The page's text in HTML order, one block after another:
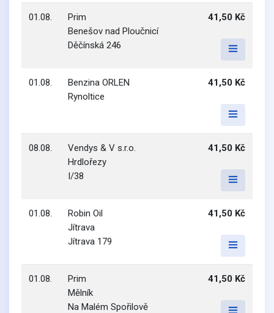
01.08.
Prim
Benešov nad Ploučnicí
Děčínská 246
41,50 Kč
01.08.
Benzina ORLEN
Rynoltice
41,50 Kč
08.08.
Vendys & V s.r.o.
Hrdlořezy
I/38
41,50 Kč
01.08.
Robin Oil
Jítrava
Jítrava 179
41,50 Kč
01.08.
Prim
Mělník
Na Malém Spořilově
41,50 Kč